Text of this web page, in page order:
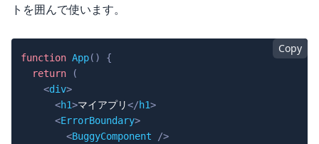
トを囲んで使います。
Copy
function App( )
{
return
(
<div>
<h1>マイアプリ</h1>
<ErrorBoundary>
<BuggyComponent
/>